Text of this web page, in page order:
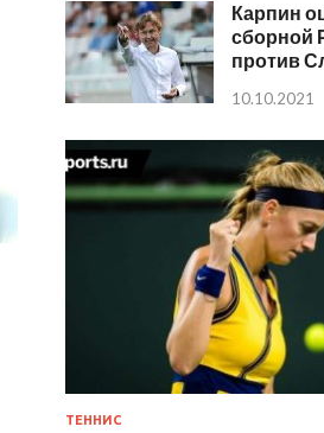
Карпин
сборной
против
10.10.2021
ТЕННИС